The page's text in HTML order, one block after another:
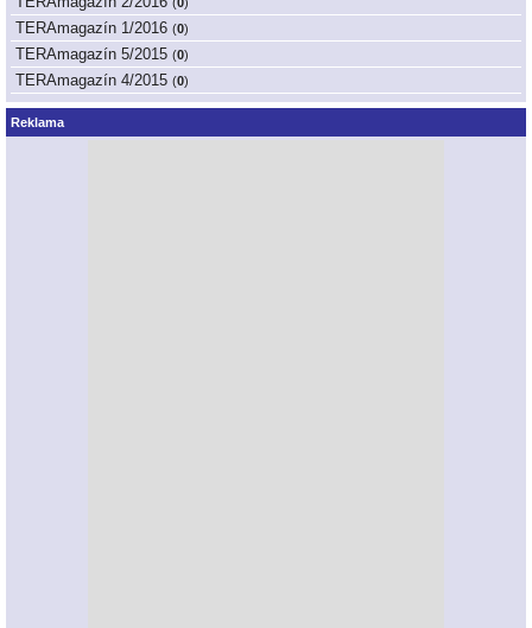
TERAmagazín 1/2016 (0)
TERAmagazín 5/2015 (0)
TERAmagazín 4/2015 (0)
Reklama